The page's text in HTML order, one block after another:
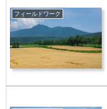
フィールドワーク